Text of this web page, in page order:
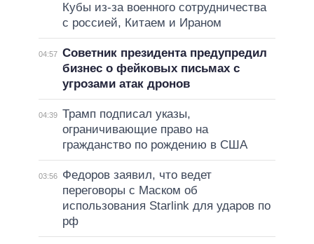
Кубы из-за военного сотрудничества
с россией, Китаем и Ираном
04:57 Советник президента предупредил
бизнес о фейковых письмах с
угрозами атак дронов
04:39 Трамп подписал указы,
ограничивающие право на
гражданство по рождению в США
03:56
Федоров заявил, что ведет
переговоры с Маском об
использования Starlink для ударов по
рф